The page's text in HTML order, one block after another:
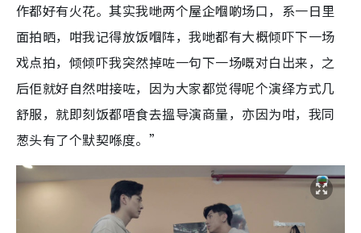
作都好有火花。其实我哋两个屋企嗰啲场口，系一日里
面拍晒，咁我记得放饭嗰阵，我哋都有大概倾吓下一场
戏点拍，倾倾吓我突然掉咗一句下一场嘅对白出来，之
后佢就好自然咁接咗，因为大家都觉得呢个演绎方式几
舒服，就即刻饭都唔食去搵导演商量，亦因为咁，我同
葱头有了个默契喺度。”